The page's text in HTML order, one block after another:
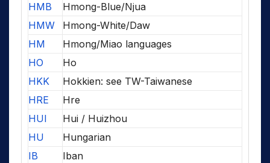
HMB
Hmong-Blue/Njua
HMW
Hmong-White/Daw
HM
Hmong/Miao languages
HO
Ho
HKK
Hokkien: see TW-Taiwanese
HRE
Hre
HUI
Hui / Huizhou
HU
Hungarian
IB
Iban